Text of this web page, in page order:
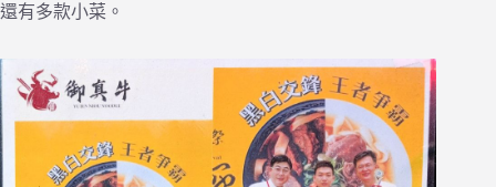
還有多款小菜。